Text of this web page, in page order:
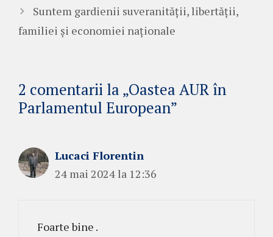
Suntem gardienii suveranității, libertății,
familiei și economiei naționale
2 comentarii la „Oastea AUR în
Parlamentul European”
Lucaci Florentin
24 mai 2024 la 12:36
Foarte bine .